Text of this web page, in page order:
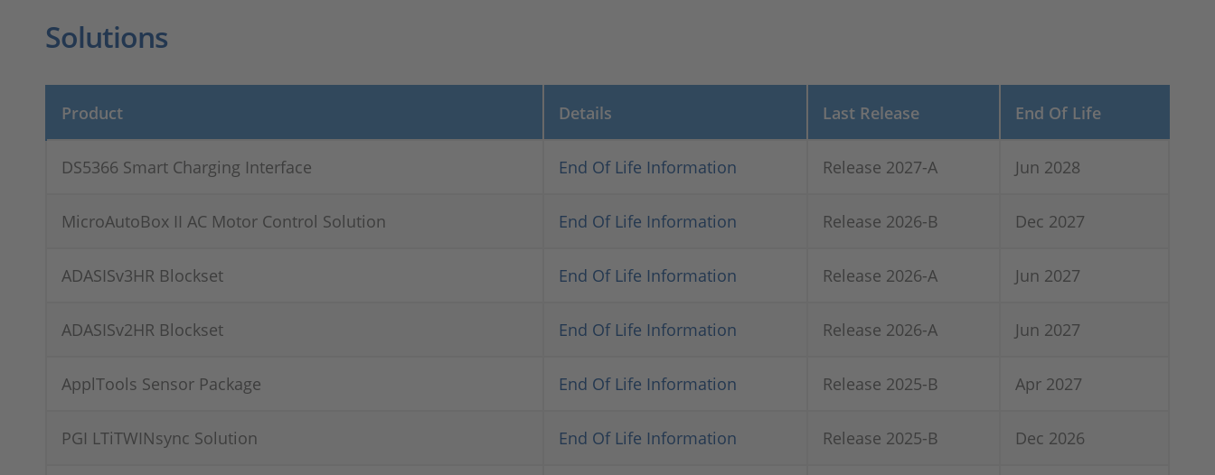
Solutions
Product Details Last Release End Of Life
DS5366 Smart Charging Interface End Of Life Information Release 2027-A Jun 2028
MicroAutoBox II AC Motor Control Solution End Of Life Information Release 2026-B Dec 2027
ADASISv3HR Blockset End Of Life Information Release 2026-A Jun 2027
ADASISv2HR Blockset End Of Life Information Release 2026-A Jun 2027
ApplTools Sensor Package End Of Life Information Release 2025-B Apr 2027
PGI LTiTWINsync Solution End Of Life Information Release 2025-B Dec 2026